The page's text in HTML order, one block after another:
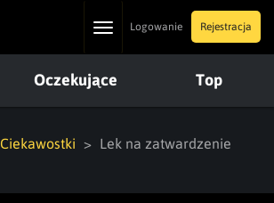
ToggleLogowanie Rejestracja
Oczekujące Top
Ciekawostki Lek na zatwardzenie